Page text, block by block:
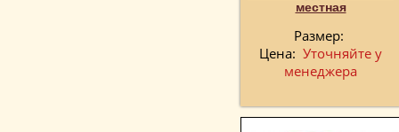
местная
Размер:
Цена: Уточняйте у
менеджера